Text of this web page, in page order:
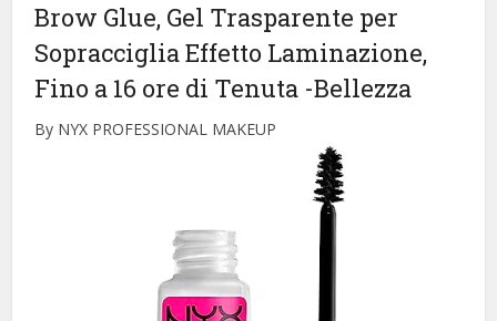
Brow Glue, Gel Trasparente per
Sopracciglia Effetto Laminazione,
Fino a 16 ore di Tenuta -Bellezza
By NYX PROFESSIONAL MAKEUP